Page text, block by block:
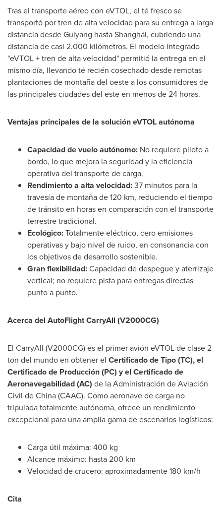
Tras el transporte aéreo con eVTOL, el té fresco se
transportó por tren de alta velocidad para su entrega a larga
distancia desde Guiyang hasta Shanghái, cubriendo una
distancia de casi 2.000 kilómetros. El modelo integrado
"eVTOL + tren de alta velocidad" permitió la entrega en el
mismo día, llevando té recién cosechado desde remotas
plantaciones de montaña del oeste a los consumidores de
las principales ciudades del este en menos de 24 horas.
Ventajas principales de la solución eVTOL autónoma
Capacidad de vuelo autónomo: No requiere piloto a
bordo, lo que mejora la seguridad y la eficiencia
operativa del transporte de carga.
Rendimiento a alta velocidad:37 minutos para la
travesía de montaña de 120 km, reduciendo el tiempo
de tránsito en horas en comparación con el transporte
terrestre tradicional.
Ecológico:Totalmente eléctrico, cero emisiones
operativas y bajo nivel de ruido, en consonancia con
los objetivos de desarrollo sostenible.
Gran flexibilidad:Capacidad de despegue y aterrizaje
vertical; no requiere pista para entregas directas
punto a punto.
Acerca del AutoFlight CarryAll (V2000CG)
El CarryAll (V2000CG) es el primer avión eVTOL de clase 2-
ton del mundo en obtener el Certificado de Tipo (TC), el
Certificado de Producción (PC) y el Certificado de
Aeronavegabilidad (AC) de la Administración de Aviación
Civil de China (CAAC). Como aeronave de carga no
tripulada totalmente autónoma, ofrece un rendimiento
excepcional para una amplia gama de escenarios logísticos:
Carga útil máxima: 400 kg
Alcance máximo: hasta 200 km
Velocidad de crucero: aproximadamente 180 km/h
Cita